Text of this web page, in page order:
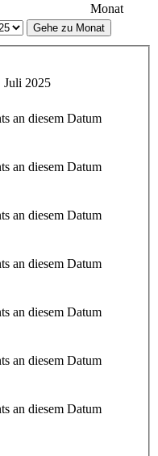
Monat
Gehe zu Monat
Juli 2025
an diesem Datum
an diesem Datum
an diesem Datum
an diesem Datum
an diesem Datum
an diesem Datum
an diesem Datum